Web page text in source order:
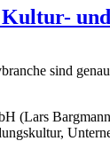
sind
(Lars